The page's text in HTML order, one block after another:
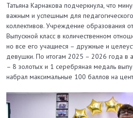
Татьяна Карнакова подчеркнула, что
важным и успешным для
коллективов. Учреждение образования
Выпускной класс в количественном
но все его учащиеся – дружные и
девушки. По итогам 2025 – 2026 года в
– 8 золотых и 1 серебряная медаль
набрал максимальные 100 баллов на